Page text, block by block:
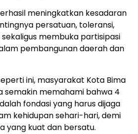
meningkatkan kesadaran
persatuan, toleransi,
membuka partisipasi
pembangunan daerah dan
ini, masyarakat Kota Bima
semakin memahami bahwa 4
fondasi yang harus dijaga
kehidupan sehari-hari, demi
yang kuat dan bersatu.